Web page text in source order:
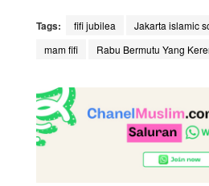
Tags: fifi jubilea Jakarta islamic
mam fifi
Rabu Bermutu Yang